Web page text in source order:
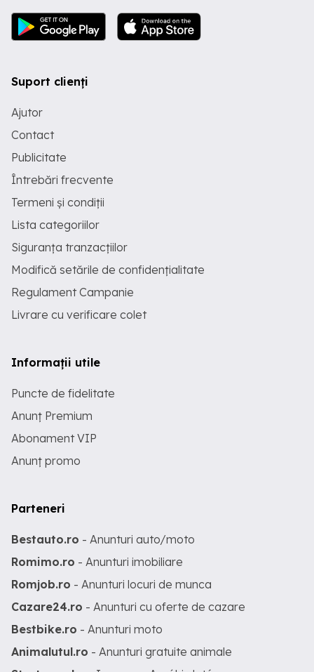
Suport clienți
Ajutor
Contact
Publicitate
Întrebări frecvente
Termeni și condiții
Lista categoriilor
Siguranța tranzacțiilor
Modifică setările de confidențialitate
Regulament Campanie
Livrare cu verificare colet
Informații utile
Puncte de fidelitate
Anunț Premium
Abonament VIP
Anunț promo
Parteneri
Bestauto.ro - Anunturi auto/moto
Romimo.ro - Anunturi imobiliare
Romjob.ro - Anunturi locuri de munca
Cazare24.ro - Anunturi cu oferte de cazare
Bestbike.ro - Anunturi moto
Animalutul.ro - Anunturi gratuite animale